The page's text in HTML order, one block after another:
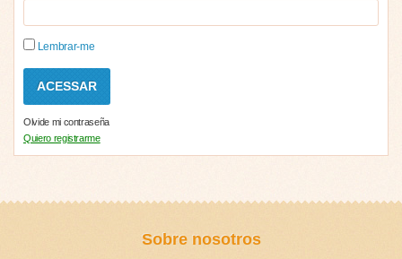
Lembrar-me
Olvide mi contraseña
Quiero registrarme
Sobre nosotros